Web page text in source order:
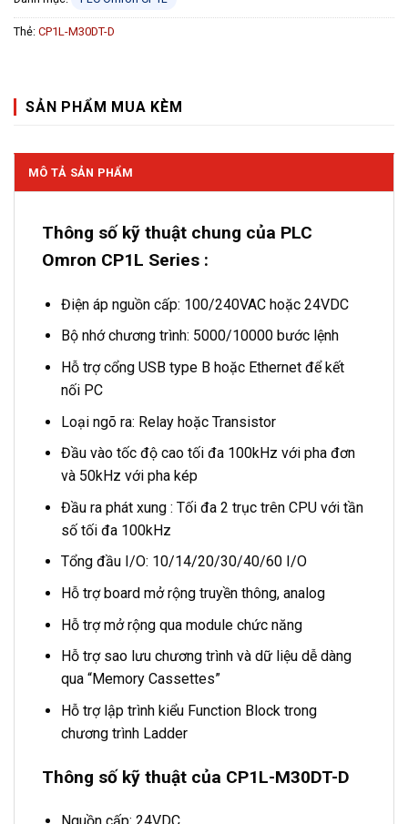
Thẻ: CP1L-M30DT-D
SẢN PHẨM MUA KÈM
MÔ TẢ SẢN PHẨM
Thông số kỹ thuật chung của PLC
Omron CP1L Series :
Điện áp nguồn cấp: 100/240VAC hoặc 24VDC
Bộ nhớ chương trình: 5000/10000 bước lệnh
Hỗ trợ cổng USB type B hoặc Ethernet để kết
nối PC
Loại ngõ ra: Relay hoặc Transistor
Đầu vào tốc độ cao tối đa 100kHz với pha đơn
và 50kHz với pha kép
Đầu ra phát xung : Tối đa 2 trục trên CPU với tần
số tối đa 100kHz
Tổng đầu I/O: 10/14/20/30/40/60 I/O
Hỗ trợ board mở rộng truyền thông, analog
Hỗ trợ mở rộng qua module chức năng
Hỗ trợ sao lưu chương trình và dữ liệu dễ dàng
qua “Memory Cassettes”
Hỗ trợ lập trình kiểu Function Block trong
chương trình Ladder
Thông số kỹ thuật của CP1L-M30DT-D